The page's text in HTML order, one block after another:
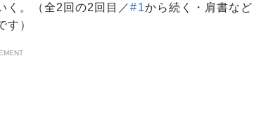
く。（全2回の2回目／#1から続く・肩書など
す）